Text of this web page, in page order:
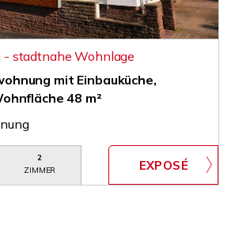
stadtnahe Wohnlage
mit Einbauküche,
48 m²
2
ZIMMER